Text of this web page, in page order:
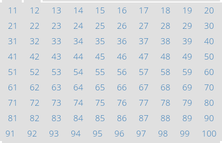
11
12 13 14 15 16 17 18 19
20
21
22 23 24 25 26 27 28 29
30
31
32 33 34 35 36 37 38 39
40
41
42 43 44 45 46 47 48 49
50
51
52 53 54 55 56 57 58 59
60
61
62 63 64 65 66 67 68 69
70
71
72 73 74 75 76 77 78 79
80
81
82 83 84 85 86 87 88 89
90
91
92 93 94 95 96 97 98 99
100